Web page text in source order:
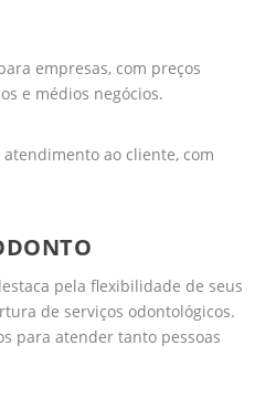
empresas, com preços
e médios negócios.
ao cliente, com
pela flexibilidade de seus
de serviços odontológicos.
para atender tanto pessoas